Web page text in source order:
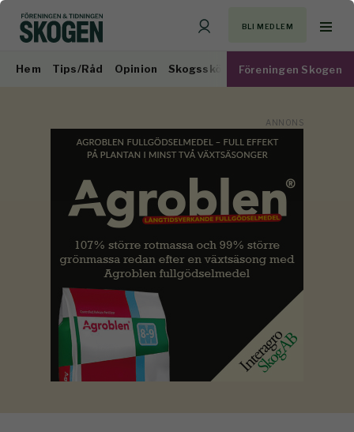
BLI MEDLEM
Hem Tips/Råd Opinion Skogsskötsel Virkesmarknad
Föreningen Skogen